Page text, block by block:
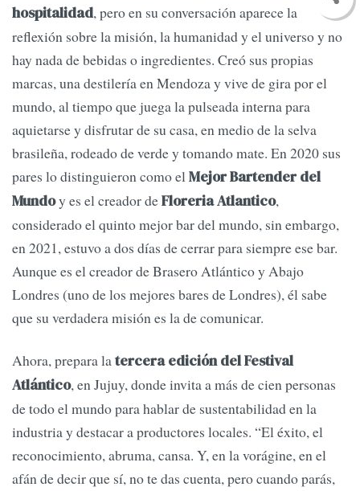
hospitalidad, pero en su conversación aparece la
reflexión sobre la misión, la humanidad y el universo y no
hay nada de bebidas o ingredientes. Creó sus propias
marcas, una destilería en Mendoza y vive de gira por el
mundo, al tiempo que juega la pulseada interna para
aquietarse y disfrutar de su casa, en medio de la selva
brasileña, rodeado de verde y tomando mate. En 2020 sus
pares lo distinguieron como elMejor Bartender del
Mundoy es el creador deFloreria Atlantico,
considerado el quinto mejor bar del mundo, sin embargo,
en 2021, estuvo a dos días de cerrar para siempre ese bar.
Aunque es el creador de Brasero Atlántico y Abajo
Londres (uno de los mejores bares de Londres), él sabe
que su verdadera misión es la de comunicar.
Ahora, prepara latercera edición del Festival
Atlántico, en Jujuy, donde invita a más de cien personas
de todo el mundo para hablar de sustentabilidad en la
industria y destacar a productores locales. “El éxito, el
reconocimiento, abruma, cansa. Y, en la vorágine, en el
afán de decir que sí, no te das cuenta, pero cuando parás,